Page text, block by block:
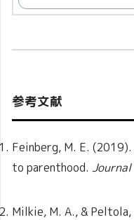
参考文献
Feinberg, M. E.
to parenthood.
Milkie, M. A., &